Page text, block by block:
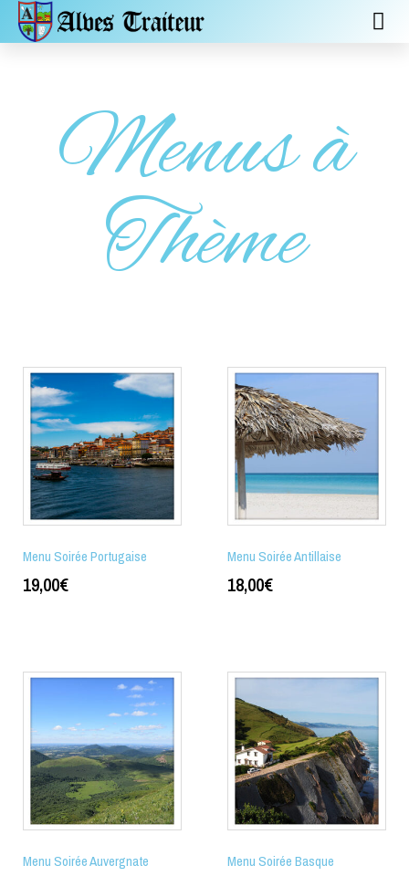
Menus à
Thème
Menu Soirée Portugaise
19,00€
Menu Soirée Antillaise
18,00€
Menu Soirée Auvergnate Menu Soirée Basque